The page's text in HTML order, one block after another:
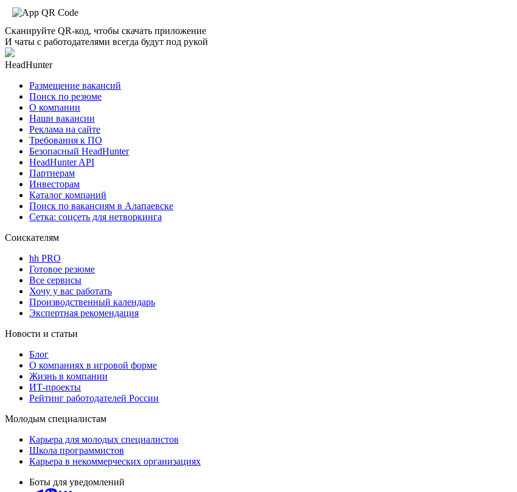
Сканируйте QR-код, чтобы скачать приложение
И чаты с работодателями всегда будут под рукой
HeadHunter
Размещение вакансий
Поиск по резюме
О компании
Наши вакансии
Реклама на сайте
Требования к ПО
Безопасный HeadHunter
HeadHunter API
Партнерам
Инвесторам
Каталог компаний
Поиск по вакансиям в Алапаевске
Сетка: соцсеть для нетворкинга
Соискателям
hh PRO
Готовое резюме
Все сервисы
Хочу у вас работать
Производственный календарь
Экспертная рекомендация
Новости и статьи
Блог
О компаниях в игровой форме
Жизнь в компании
ИТ-проекты
Рейтинг работодателей России
Молодым специалистам
Карьера для молодых специалистов
Школа программистов
Карьера в некоммерческих организациях
Боты для уведомлений